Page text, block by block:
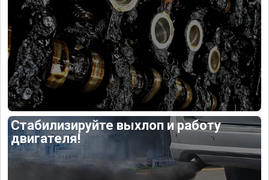
Стабилизируйте выхлоп и работу
двигателя!